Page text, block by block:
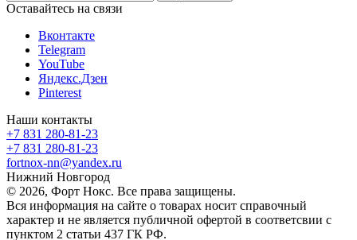
Оставайтесь на связи
Вконтакте
Telegram
YouTube
Яндекс.Дзен
Pinterest
Наши контакты
+7 831 280-81-23
+7 831 280-81-23
fortnox-nn@yandex.ru
Нижний Новгород
© 2026, Форт Нокс. Все права защищены.
Вся информация на сайте о товарах носит справочный
характер и не является публичной офертой в соответсвии с
пунктом 2 статьи 437 ГК РФ.